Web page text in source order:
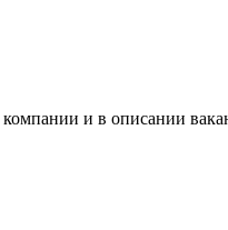
и в описании